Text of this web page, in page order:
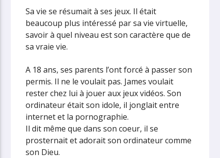
Sa vie se résumait à ses jeux. Il était
beaucoup plus intéressé par sa vie virtuelle,
savoir à quel niveau est son caractère que de
sa vraie vie.
A 18 ans, ses parents l’ont forcé à passer son
permis. Il ne le voulait pas. James voulait
rester chez lui à jouer aux jeux vidéos. Son
ordinateur était son idole, il jonglait entre
internet et la pornographie.
Il dit même que dans son coeur, il se
prosternait et adorait son ordinateur comme
son Dieu.